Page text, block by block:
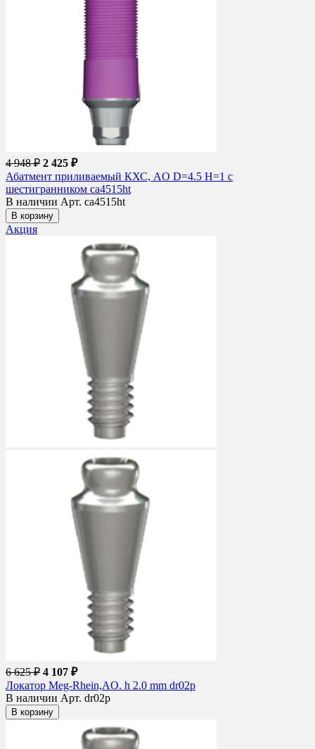
4 948 ₽ 2 425 ₽
Абатмент приливаемый КХС, AO D=4.5 H=1 с
шестигранником ca4515ht
В наличии Арт. ca4515ht
В корзину
Акция
6 625 ₽ 4 107 ₽
Локатор Meg-Rhein,AO. h 2.0 mm dr02p
В наличии Арт. dr02p
В корзину